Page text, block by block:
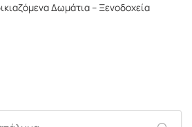
Δωμάτια – Ξενοδοχεία